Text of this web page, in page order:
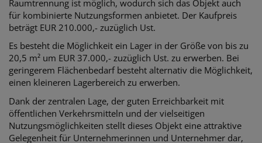
Raumtrennung ist möglich, wodurch sich das Objekt auch
für kombinierte Nutzungsformen anbietet. Der Kaufpreis
beträgt EUR 210.000,- zuzüglich Ust.
Es besteht die Möglichkeit ein Lager in der Größe von bis zu
20,5 m² um EUR 37.000,- zuzüglich Ust. zu erwerben. Bei
geringerem Flächenbedarf besteht alternativ die Möglichkeit,
einen kleineren Lagerbereich zu erwerben.
Dank der zentralen Lage, der guten Erreichbarkeit mit
öffentlichen Verkehrsmitteln und der vielseitigen
Nutzungsmöglichkeiten stellt dieses Objekt eine attraktive
Gelegenheit für Unternehmerinnen und Unternehmer dar,